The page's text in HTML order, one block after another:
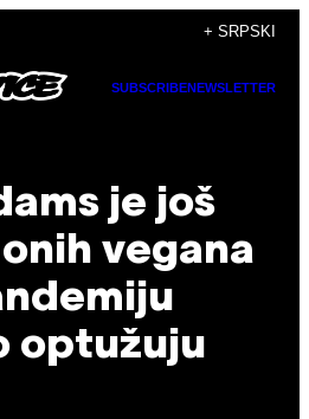
+ SRPSKI
SUBSCRIBENEWSLETTER
je još
vegana
optužuju